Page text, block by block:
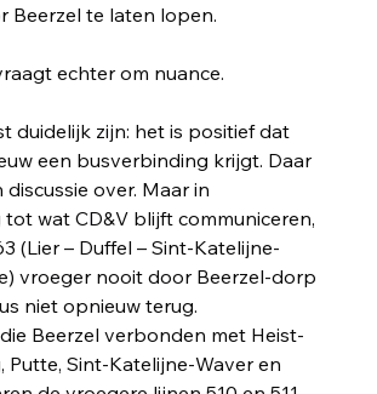
Beerzel te laten lopen.
echter om nuance.
duidelijk zijn: het is positief dat
een busverbinding krijgt. Daar
over. Maar in
wat CD&V blijft communiceren,
(Lier – Duffel – Sint-Katelijne-
vroeger nooit door Beerzel-dorp
niet opnieuw terug.
Beerzel verbonden met Heist-
Putte, Sint-Katelijne-Waver en